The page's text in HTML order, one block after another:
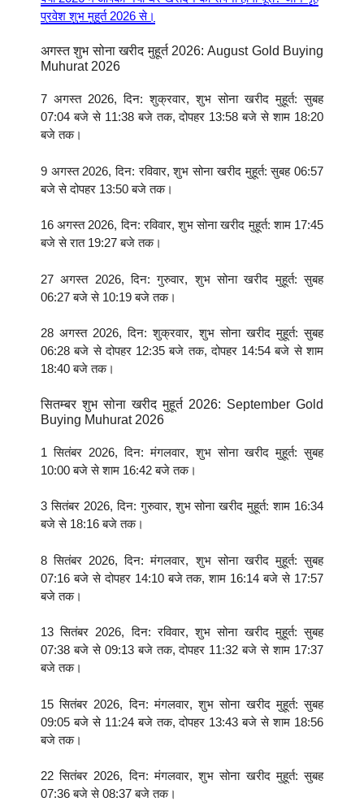
प्रवेश शुभ मुहूर्त 2026 से।
अगस्त शुभ सोना खरीद मुहूर्त 2026: August Gold Buying
Muhurat 2026
7 अगस्त 2026, दिन: शुक्रवार, शुभ सोना खरीद मुहूर्त: सुबह
07:04 बजे से 11:38 बजे तक, दोपहर 13:58 बजे से शाम 18:20
बजे तक।
9 अगस्त 2026, दिन: रविवार, शुभ सोना खरीद मुहूर्त: सुबह 06:57
बजे से दोपहर 13:50 बजे तक।
16 अगस्त 2026, दिन: रविवार, शुभ सोना खरीद मुहूर्त: शाम 17:45
बजे से रात 19:27 बजे तक।
27 अगस्त 2026, दिन: गुरुवार, शुभ सोना खरीद मुहूर्त: सुबह
06:27 बजे से 10:19 बजे तक।
28 अगस्त 2026, दिन: शुक्रवार, शुभ सोना खरीद मुहूर्त: सुबह
06:28 बजे से दोपहर 12:35 बजे तक, दोपहर 14:54 बजे से शाम
18:40 बजे तक।
सितम्बर शुभ सोना खरीद मुहूर्त 2026: September Gold
Buying Muhurat 2026
1 सितंबर 2026, दिन: मंगलवार, शुभ सोना खरीद मुहूर्त: सुबह
10:00 बजे से शाम 16:42 बजे तक।
3 सितंबर 2026, दिन: गुरुवार, शुभ सोना खरीद मुहूर्त: शाम 16:34
बजे से 18:16 बजे तक।
8 सितंबर 2026, दिन: मंगलवार, शुभ सोना खरीद मुहूर्त: सुबह
07:16 बजे से दोपहर 14:10 बजे तक, शाम 16:14 बजे से 17:57
बजे तक।
13 सितंबर 2026, दिन: रविवार, शुभ सोना खरीद मुहूर्त: सुबह
07:38 बजे से 09:13 बजे तक, दोपहर 11:32 बजे से शाम 17:37
बजे तक।
15 सितंबर 2026, दिन: मंगलवार, शुभ सोना खरीद मुहूर्त: सुबह
09:05 बजे से 11:24 बजे तक, दोपहर 13:43 बजे से शाम 18:56
बजे तक।
22 सितंबर 2026, दिन: मंगलवार, शुभ सोना खरीद मुहूर्त: सुबह
07:36 बजे से 08:37 बजे तक।